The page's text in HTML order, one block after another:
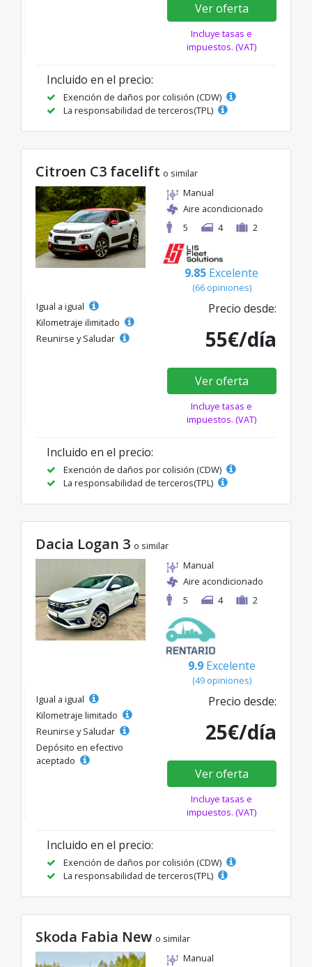
Ver oferta
Incluye tasas e
impuestos. (VAT)
Incluido en el precio:
Exención de daños por colisión (CDW)
La responsabilidad de terceros(TPL)
Citroen C3 facelift o similar
Manual
Aire acondicionado
5
4 2
9.85 Excelente
(66 opiniones)
Igual a igual
Kilometraje ilimitado
Reunirse y Saludar
Precio desde:
55€/día
Ver oferta
Incluye tasas e
impuestos. (VAT)
Incluido en el precio:
Exención de daños por colisión (CDW)
La responsabilidad de terceros(TPL)
Dacia Logan 3 o similar
Manual
Aire acondicionado
5
4 2
9.9 Excelente
(49 opiniones)
Igual a igual
Kilometraje limitado
Reunirse y Saludar
Depósito en efectivo
aceptado
Precio desde:
25€/día
Ver oferta
Incluye tasas e
impuestos. (VAT)
Incluido en el precio:
Exención de daños por colisión (CDW)
La responsabilidad de terceros(TPL)
Skoda Fabia New o similar
Manual